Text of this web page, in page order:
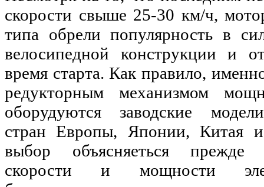
скорости свыше 25-30 км/ч,
типа обрели популярность в
велосипедной конструкции и
время старта. Как правило,
редукторным механизмом
оборудуются заводские
стран Европы, Японии, Китая
выбор объясняеться прежде
скорости и мощности